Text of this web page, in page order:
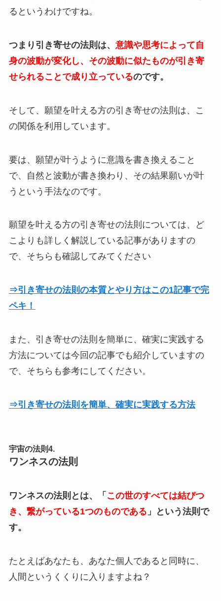
るというわけですね。
つまり引き寄せの法則は、 意識や思考によって自
身の波動が変化し、その波動に似たものが引き寄
せられることで成り立っているのです。
そして、願望を叶える方の引き寄せの法則は、こ
の関係を利用しています。
要は、願望が叶うように意識を書き換えること
で、自然と波動が書き換わり、その結果願いが叶
うという手法なのです。
願望を叶える方の引き寄せの法則については、ど
こよりも詳しく解説している記事がありますの
で、そちらも確認してみてください
⇒引き寄せの法則の本質とやり方はこの1記事で完
ペキ！
また、引き寄せの法則を簡単に、確実に実践する
方法については今回の記事でも紹介していますの
で、そちらも参考にしてください。
⇒引き寄せの法則を簡単、確実に実践する方法
宇宙の法則4.
ワンネスの法則
ワンネスの法則とは、「 この世のすべては結びつ
き、繋がっている1つのものである 」という法則で
す。
たとえばあなたも、あなた個人であると同時に、
人間というくくりに入りますよね？